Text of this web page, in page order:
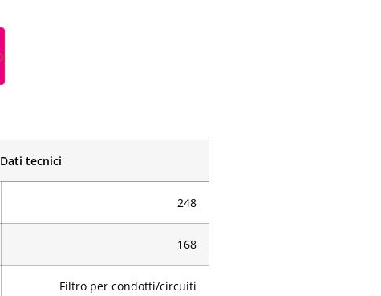
Dati tecnici
248
168
Filtro per condotti/circuiti